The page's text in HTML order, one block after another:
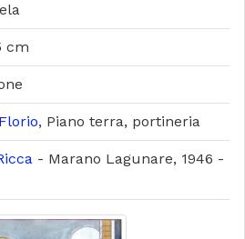
cm
, Piano terra, portineria
- Marano Lagunare, 1946 -